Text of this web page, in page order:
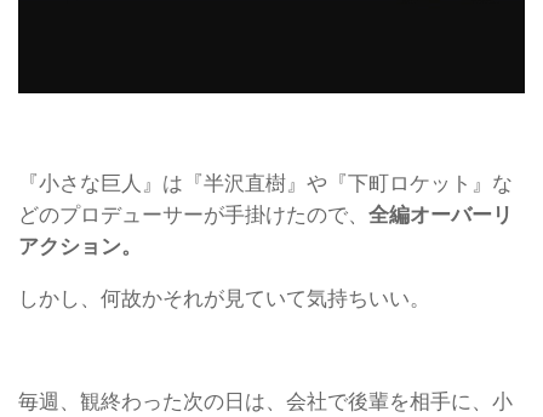
『小さな巨人』は『半沢直樹』や『下町ロケット』な
どのプロデューサーが手掛けたので、 全編オーバーリ
アクション。
しかし、何故かそれが見ていて気持ちいい。
毎週、観終わった次の日は、会社で後輩を相手に、小